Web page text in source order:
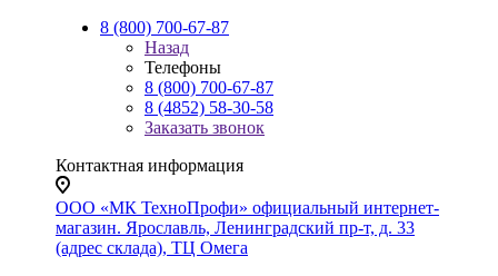
8 (800) 700-67-87
Назад
Телефоны
8 (800) 700-67-87
8 (4852) 58-30-58
Заказать звонок
Контактная информация
ООО «МК ТехноПрофи» официальный интернет-
магазин. Ярославль, Ленинградский пр-т, д. 33
(адрес склада), ТЦ Омега